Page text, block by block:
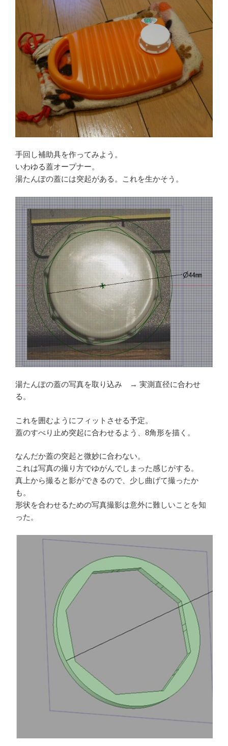
手回し補助具を作ってみよう。
いわゆる蓋オープナー。
湯たんぽの蓋には突起がある。これを生かそう。
湯たんぽの蓋の写真を取り込み → 実測直径に合わせ
る。
これを囲むようにフィットさせる予定。
蓋のすべり止め突起に合わせるよう、8角形を描く。
なんだか蓋の突起と微妙に合わない。
これは写真の撮り方でゆがんでしまった感じがする。
真上から撮ると影ができるので、少し曲げて撮ったか
も。
形状を合わせるための写真撮影は意外に難しいことを知
った。